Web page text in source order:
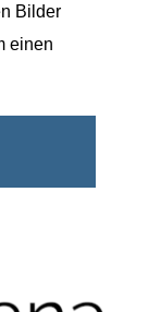
Bilder
einen